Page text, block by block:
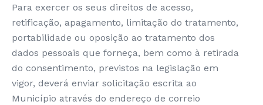
Para exercer os seus direitos de acesso,
retificação, apagamento, limitação do tratamento,
portabilidade ou oposição ao tratamento dos
dados pessoais que forneça, bem como à retirada
do consentimento, previstos na legislação em
vigor, deverá enviar solicitação escrita ao
Município através do endereço de correio